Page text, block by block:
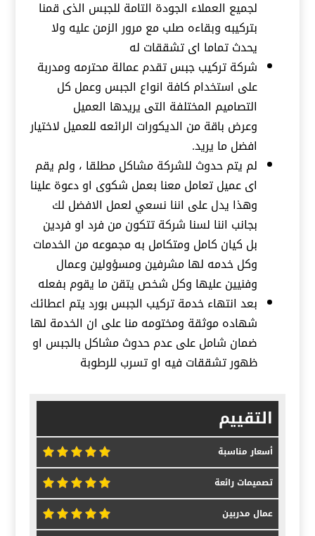
لجميع العملاء الجودة التامة للجبس الذى قمنا
بتركيبه وبقاءه صلب مع مرور الزمن عليه ولا
يحدث تماما اى تشققات له
شركة تركيب جبس تقدم عمالة محترمه ومدربة
على استخدام كافة انواع الجبس وعمل كل
التصاميم المختلفة التى يريدها العميل
وعرض باقة من الديكورات الرائعه للعميل لاختيار
افضل ما يريد.
لم يتم حدوث للشركة مشاكل مطلقا ، ولم يقم
اى عميل تعامل معنا بعمل شكوى او دعوة علينا
وهذا يدل على اننا نسعي لعمل الافضل لك
بجانب اننا لسنا شركة تتكون من فرد او فردين
بل كيان كامل ومتكامل به مجموعه من الخدمات
وكل خدمه لها مشرفين ومسؤولين وعمال
وفنيين عليها وكل شخص يتقن ما يقوم بفعله
بعد انتهاء خدمة تركيب الجبس بورد يتم اعطائك
شهاده موثقة ومختومه منا على ان الخدمة لها
ضمان شامل على عدم حدوث مشاكل بالجبس او
ظهور تشققات فيه او تسرب للرطوبة
التقييم
أسعار مناسبة
تصميمات رائعة
عمال مدربين